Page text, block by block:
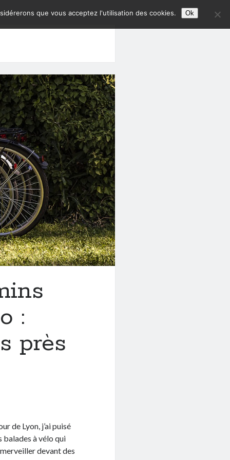
:
près
de Lyon, j’ai puisé
à vélo qui
devant des
que vous acceptez l'utilisation des cookies. Ok